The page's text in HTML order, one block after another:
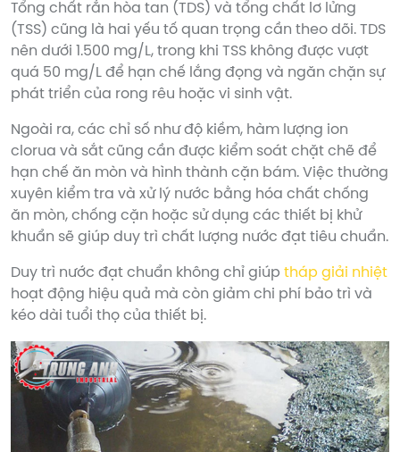
Tổng chất rắn hòa tan (TDS) và tổng chất lơ lửng
(TSS) cũng là hai yếu tố quan trọng cần theo dõi. TDS
nên dưới 1.500 mg/L, trong khi TSS không được vượt
quá 50 mg/L để hạn chế lắng đọng và ngăn chặn sự
phát triển của rong rêu hoặc vi sinh vật.
Ngoài ra, các chỉ số như độ kiềm, hàm lượng ion
clorua và sắt cũng cần được kiểm soát chặt chẽ để
hạn chế ăn mòn và hình thành cặn bám. Việc thường
xuyên kiểm tra và xử lý nước bằng hóa chất chống
ăn mòn, chống cặn hoặc sử dụng các thiết bị khử
khuẩn sẽ giúp duy trì chất lượng nước đạt tiêu chuẩn.
Duy trì nước đạt chuẩn không chỉ giúp tháp giải nhiệt
hoạt động hiệu quả mà còn giảm chi phí bảo trì và
kéo dài tuổi thọ của thiết bị.